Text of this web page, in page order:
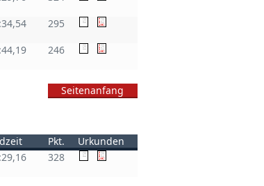
295
246
Seitenanfang
Pkt.
Urkunden
328